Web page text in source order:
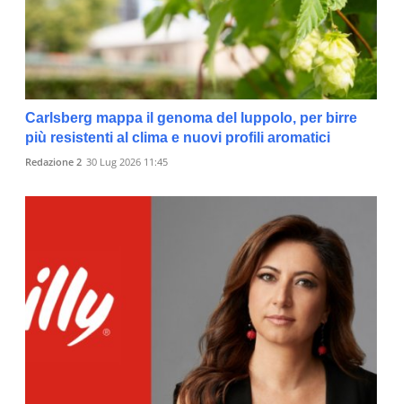
Carlsberg mappa il genoma del luppolo, per birre
più resistenti al clima e nuovi profili aromatici
Redazione 2 30 Lug 2026 11:45